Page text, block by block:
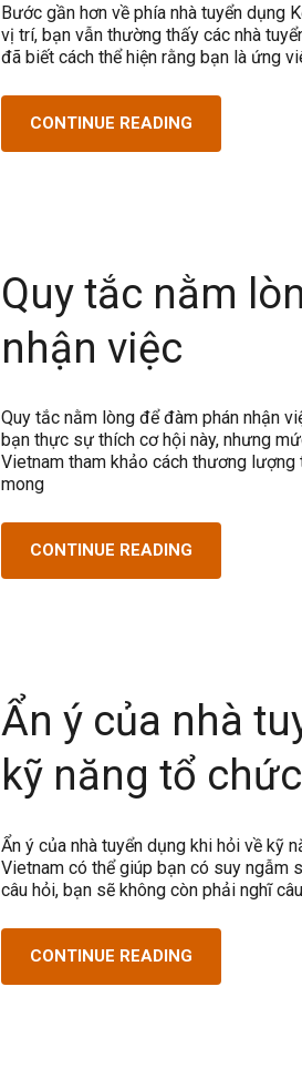
Bước gần hơn về phía nhà tuyển dụng
vị trí, bạn vẫn thường thấy các nhà
đã biết cách thể hiện rằng bạn là ứng
CONTINUE READING
Quy tắc nằm
nhận việc
Quy tắc nằm lòng để đàm phán nhận
bạn thực sự thích cơ hội này, nhưng
Vietnam tham khảo cách thương
mong
CONTINUE READING
Ẩn ý của nhà
kỹ năng tổ chức
Ẩn ý của nhà tuyển dụng khi hỏi về kỹ
Vietnam có thể giúp bạn có suy ngẫm
câu hỏi, bạn sẽ không còn phải nghĩ
CONTINUE READING